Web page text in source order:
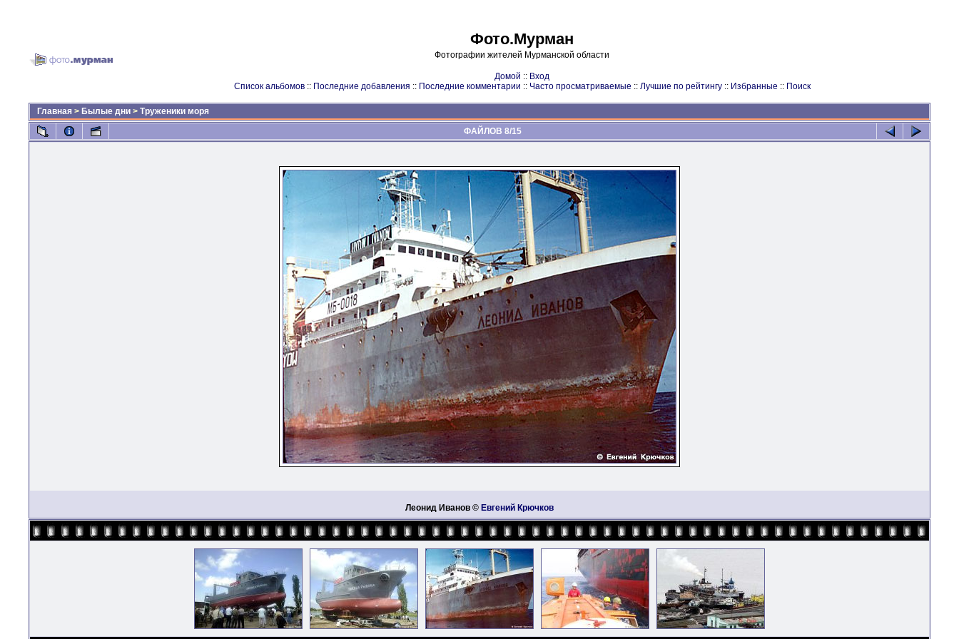
Фото.Мурман
Фотографии жителей Мурманской области
Домой :: Вход
Список альбомов:: Последние добавления :: Последние комментарии :: Часто просматриваемые :: Лучшие по рейтингу:: Избранные :: Поиск
Главная > Былые дни > Труженики моря
ФАЙЛОВ 8/15
Леонид Иванов © Евгений Крючков